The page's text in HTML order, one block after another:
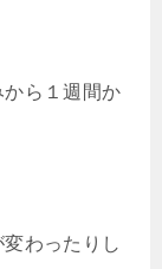
ら１週間か
わったりし